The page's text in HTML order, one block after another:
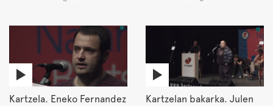
Kartzela. Eneko Fernandez
Kartzelan bakarka. Julen